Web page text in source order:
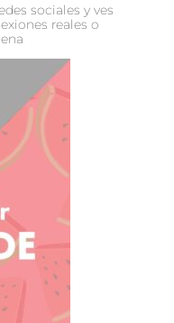
sociales y ves
reales o